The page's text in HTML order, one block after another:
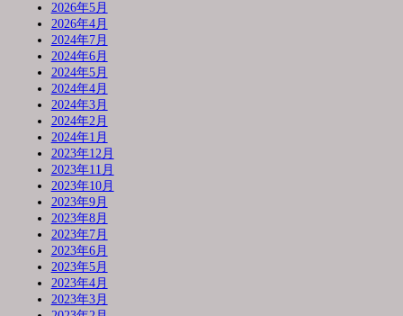
2026年5月
2026年4月
2024年7月
2024年6月
2024年5月
2024年4月
2024年3月
2024年2月
2024年1月
2023年12月
2023年11月
2023年10月
2023年9月
2023年8月
2023年7月
2023年6月
2023年5月
2023年4月
2023年3月